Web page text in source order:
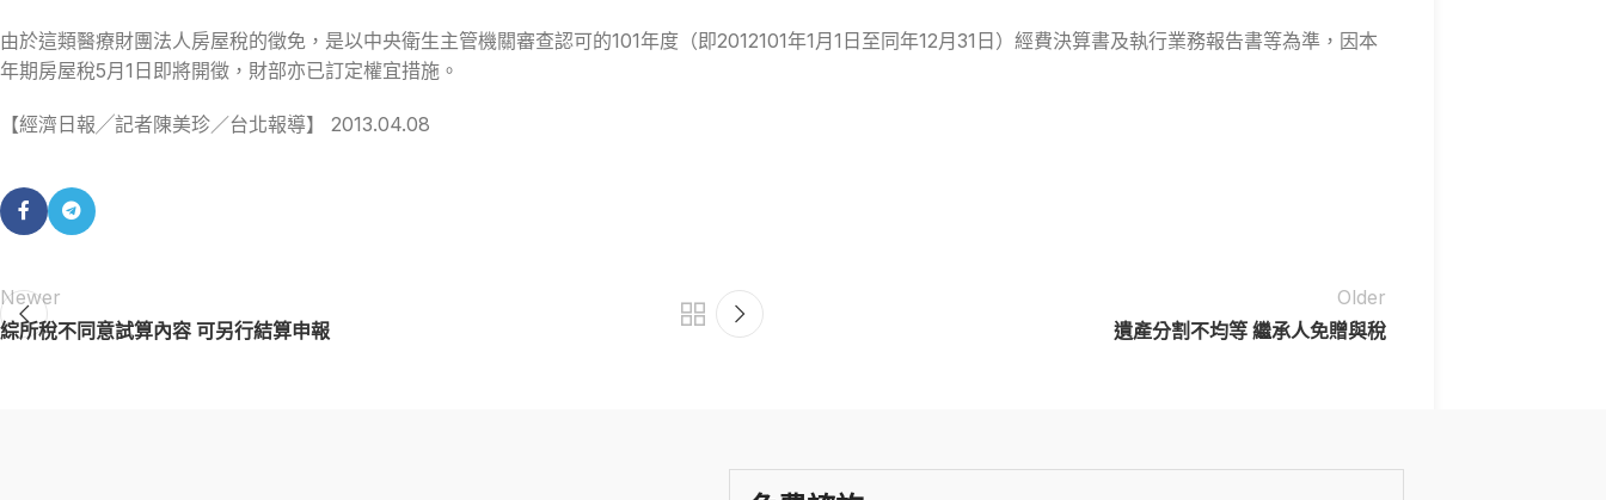
由於這類醫療財團法人房屋稅的徵免，是以中央衛生主管機關審查認可的101年度（即2012101年1月1日至同年12月31日）經費決算書及執行業務報告書等為準，因本
年期房屋稅5月1日即將開徵，財部亦已訂定權宜措施。
【經濟日報╱記者陳美珍／台北報導】 2013.04.08
Newer
綜所稅不同意試算內容 可另行結算申報
Older
遺產分割不均等 繼承人免贈與稅